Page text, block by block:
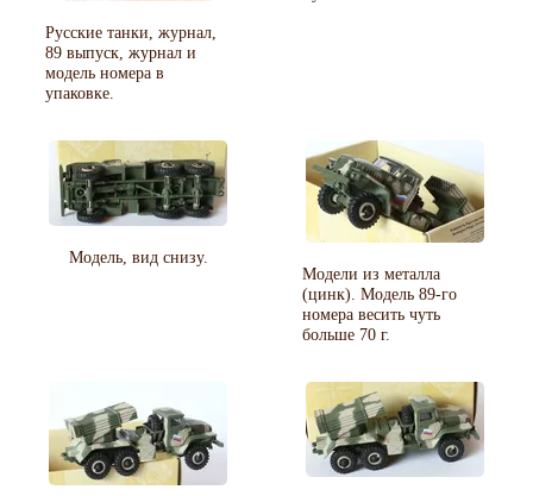
Русские танки, журнал,
89 выпуск, журнал и
модель номера в
упаковке.
Модель, вид снизу.
Модели из металла
(цинк). Модель 89-го
номера весить чуть
больше 70 г.